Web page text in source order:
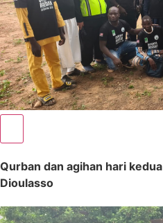
Qurban dan agihan hari
Dioulasso